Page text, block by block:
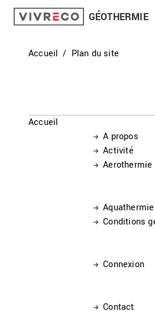
GÉOTHERMIE
Accueil Plan du site
Accueil
A propos
Activité
Aerothermie
Aquathermie
Conditions
Connexion
Contact